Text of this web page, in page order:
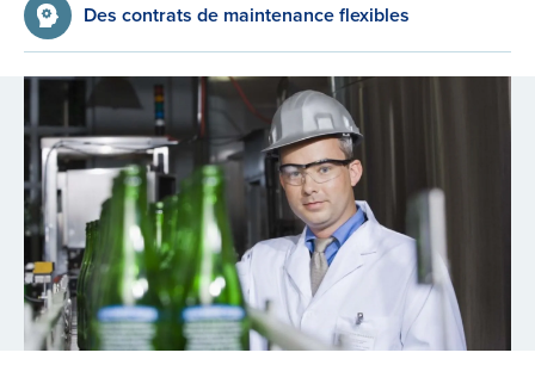
Des contrats de maintenance flexibles